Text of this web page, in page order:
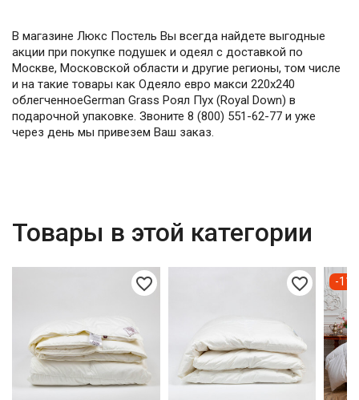
В магазине Люкс Постель Вы всегда найдете выгодные
акции при покупке подушек и одеял с доставкой по
Москве, Московской области и другие регионы, том числе
и на такие товары как Одеяло евро макси 220х240
облегченноеGerman Grass Роял Пух (Royal Down) в
подарочной упаковке. Звоните 8 (800) 551-62-77 и уже
через день мы привезем Ваш заказ.
Товары в этой категории
favorite_border favorite_border -11